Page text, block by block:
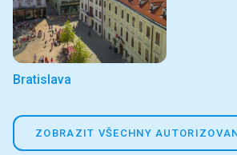
Bratislava
ZOBRAZIT VŠECHNY